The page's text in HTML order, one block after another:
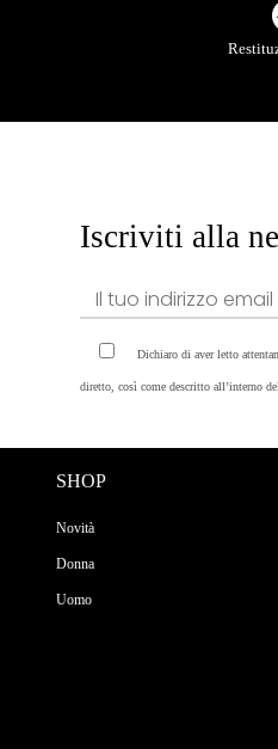
Iscriviti alla
Dichiaro di aver letto
diretto, così come descritto all’interno
SHOP
Novità
Donna
Uomo